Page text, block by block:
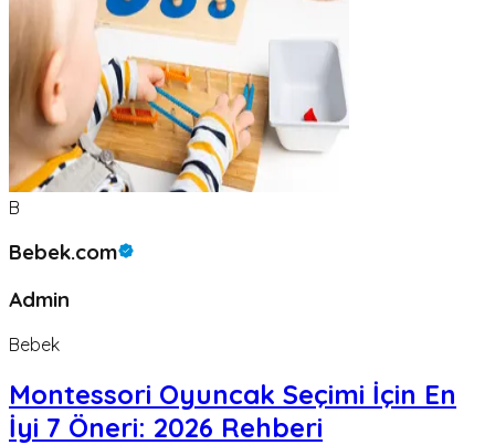
B
Bebek.com
Admin
Bebek
Montessori Oyuncak Seçimi İçin En
İyi 7 Öneri: 2026 Rehberi